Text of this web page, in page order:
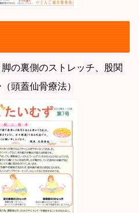
の裏側のストレッチ、股関
頭蓋仙骨療法）